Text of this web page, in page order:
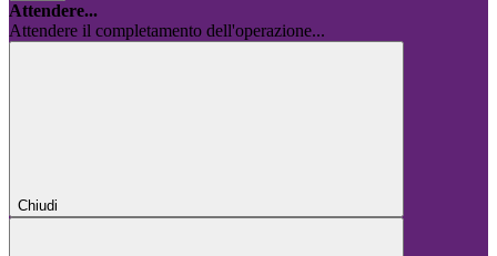
Attendere...
Attendere il completamento dell'operazione...
Chiudi